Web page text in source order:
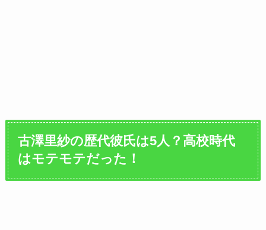
古澤里紗の歴代彼氏は5人？高校時代
はモテモテだった！